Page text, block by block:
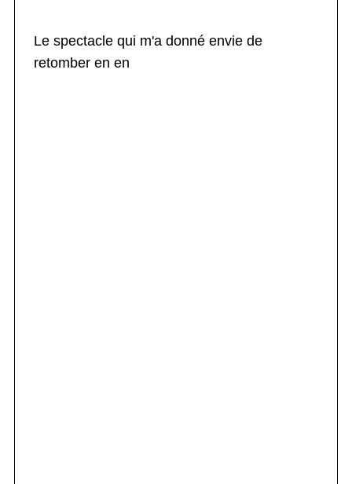
Le spectacle qui m'a donné envie de
retomber en en